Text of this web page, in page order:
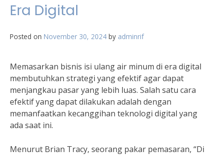
Era Digital
Posted on November 30, 2024 by adminrif
Memasarkan bisnis isi ulang air minum di era digital
membutuhkan strategi yang efektif agar dapat
menjangkau pasar yang lebih luas. Salah satu cara
efektif yang dapat dilakukan adalah dengan
memanfaatkan kecanggihan teknologi digital yang
ada saat ini.
Menurut Brian Tracy, seorang pakar pemasaran, “Di